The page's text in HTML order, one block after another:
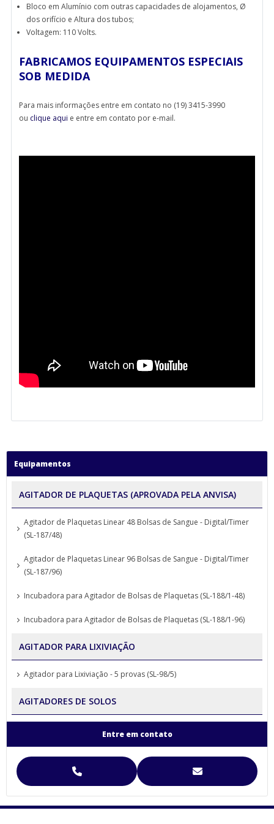
Bloco em Alumínio com outras capacidades de alojamentos, Ø
dos orifício e Altura dos tubos;
Voltagem: 110 Volts.
FABRICAMOS EQUIPAMENTOS ESPECIAIS
SOB MEDIDA
Para mais informações entre em contato no (19) 3415-3990
ou clique aqui e entre em contato por e-mail.
Equipamentos
AGITADOR DE PLAQUETAS (APROVADA PELA ANVISA)
Agitador de Plaquetas Linear 48 Bolsas de Sangue - Digital/Timer
(SL-187/48)
Agitador de Plaquetas Linear 96 Bolsas de Sangue - Digital/Timer
(SL-187/96)
Incubadora para Agitador de Bolsas de Plaquetas (SL-188/1-48)
Incubadora para Agitador de Bolsas de Plaquetas (SL-188/1-96)
AGITADOR PARA LIXIVIAÇÃO
Agitador para Lixiviação - 5 provas (SL-98/5)
AGITADORES DE SOLOS
Agitador para Separação de Agregados de Solo Yoder
Entre em contato